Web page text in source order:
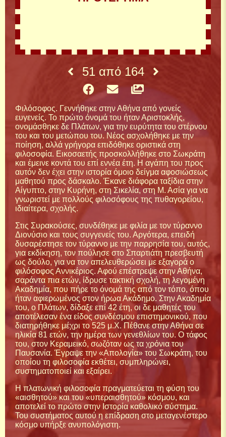
51από 164
Φιλόσοφος. Γεννήθηκε στην Αθήνα από γονείς
ευγενείς. Το πρώτο όνομά του ήταν Αριστοκλής,
ονομάσθηκε δε Πλάτων, για την ευρύτητα του στέρνου
του και του μετώπου του. Νέος ασχολήθηκε με την
ποίηση, αλλά γρήγορα επιδόθηκε οριστικά στη
φιλοσοφία. Εικοσαετής προσκολλήθηκε στο Σωκράτη
και έμεινε κοντά του επί εννέα έτη. Η αγάπη του προς
αυτόν δεν έχει στην ιστορία όμοιο δείγμα αφοσιώσεως
μαθητού προς δάσκαλο. Έκανε διάφορα ταξίδια στην
Αίγυπτο, στην Κυρήνη, στη Σικελία, στη Μ. Ασία για να
γνωριστεί με πολλούς φιλοσόφους της πυθαγορείου,
ιδιαίτερα, σχολής.
Στις Συρακούσες, συνδέθηκε με φιλία με τον τύραννο
Διονύσιο και τους συγγενείς του. Αργότερα, επειδή
δυσαρέστησε τον τύραννο με την παρρησία του, αυτός,
για εκδίκηση, τον πούλησε στο Σπαρτιάτη πρεσβευτή
ως δούλο, για να τον απελευθερώσει με εξαγορά ο
φιλόσοφος Αννικέριος. Αφού επέστρεψε στην Αθήνα,
σαράντα πια ετών, ίδρυσε τακτική σχολή, τη λεγομένη
Ακαδημία, που πήρε το όνομά της από τον τόπο, όπου
ήταν αφιερωμένος στον ήρωα Ακάδημο. Στην Ακαδημία
του, ο Πλάτων, δίδαξε επί 42 έτη, οι δε μαθητές του
αποτέλεσαν ένα είδος συνδέσμου επιστημονικού, που
διατηρήθηκε μέχρι το 525 μ.Χ. Πέθανε στην Αθήνα σε
ηλικία 81 ετών, την ημέρα των γενεθλίων του. Ο τάφος
του, στον Κεραμεικό, σωζόταν ως τα χρόνια του
Παυσανία. Έγραψε την «Απολογία» του Σωκράτη, του
οποίου τη φιλοσοφία εκθέτει, συμπληρώνει,
συστηματοποιεί και εξαίρει.
Η πλατωνική φιλοσοφία πραγματεύεται τη φύση του
«αισθητού» και του «υπεραισθητού» κόσμου, και
αποτελεί το πρώτο στην Ιστορία καθολικό σύστημα.
Του συστήματος αυτού η επίδραση στο μεταγενέστερο
κόσμο υπήρξε ανυπολόγιστη.